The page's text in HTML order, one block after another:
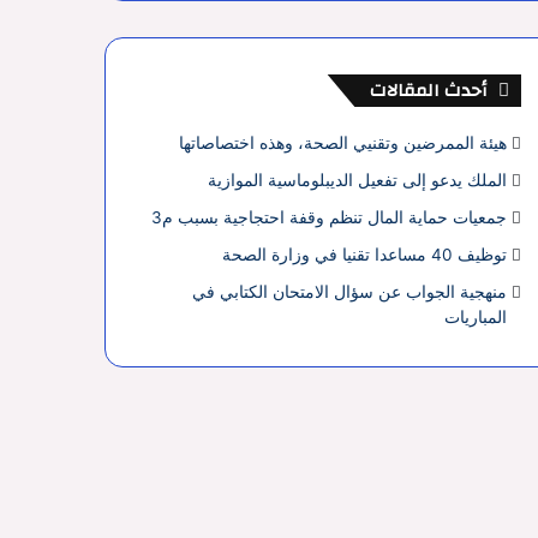
أحدث المقالات
هيئة الممرضين وتقنيي الصحة، وهذه اختصاصاتها
الملك يدعو إلى تفعيل الديبلوماسية الموازية
جمعيات حماية المال تنظم وقفة احتجاجية بسبب م3
توظيف 40 مساعدا تقنيا في وزارة الصحة
منهجية الجواب عن سؤال الامتحان الكتابي في
المباريات